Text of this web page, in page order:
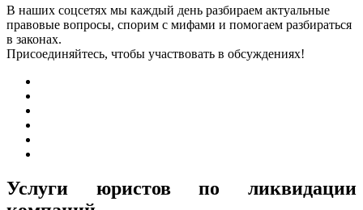
В наших соцсетях мы каждый день разбираем актуальные
правовые вопросы, спорим с мифами и помогаем разбираться
в законах.
Присоединяйтесь, чтобы участвовать в обсуждениях!
Услуги юристов по ликвидации